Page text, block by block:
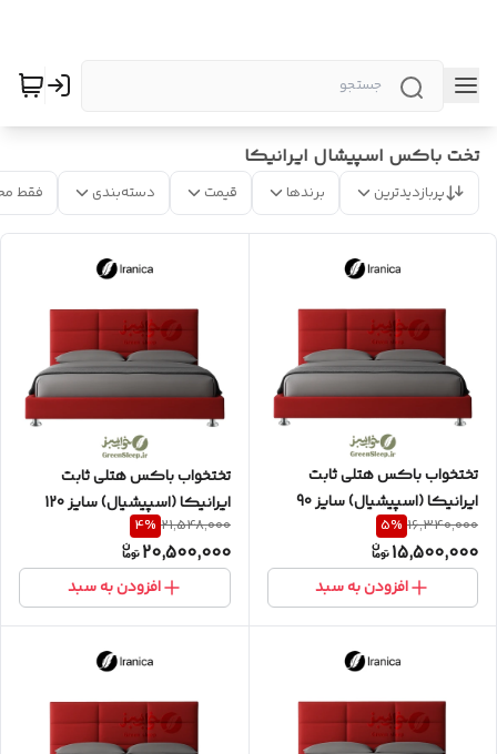
تخت باکس اسپیشال ایرانیکا
پربازدیدترین برندها قیمت دسته‌بندی فقط
تختخواب باکس هتلی ثابت
ایرانیکا (اسپیشیال) سایز 90
یکنفره به همراه تاج طرح
مستطیل
16,340,000
5%
15,500,000
افزودن به سبد
تختخواب باکس هتلی ثابت
ایرانیکا (اسپیشیال) سایز 120
یک و نیم نفره به همراه تاج طرح
مستطیل
21,548,000
4%
20,500,000
افزودن به سبد